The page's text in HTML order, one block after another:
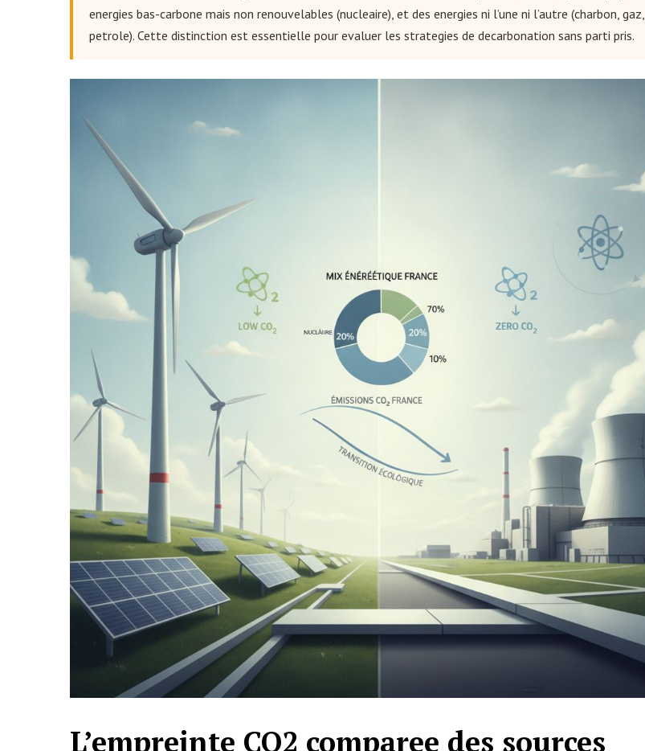
energies bas-carbone mais non renouvelables (nucleaire), et des energies ni l’une ni l’autre (charbon, gaz,
petrole). Cette distinction est essentielle pour evaluer les strategies de decarbonation sans parti pris.
L’empreinte CO2 comparee des sources